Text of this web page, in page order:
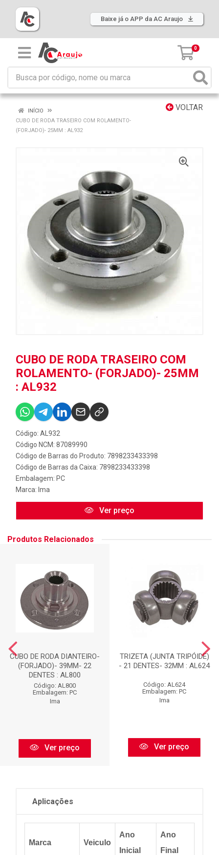
Baixe já o APP da AC Araujo
0
VOLTAR
INÍCIO
CUBO DE RODA TRASEIRO COM ROLAMENTO-
(FORJADO)- 25MM : AL932
CUBO DE RODA TRASEIRO COM
ROLAMENTO- (FORJADO)- 25MM
: AL932
Código: AL932
Código NCM: 87089990
Código de Barras do Produto: 7898233433398
Código de Barras da Caixa: 7898233433398
Embalagem: PC
Marca: Ima
Ver preço
Produtos Relacionados
CUBO DE RODA DIANTEIRO-
(FORJADO)- 39MM- 22
DENTES : AL800
Código: AL800
Embalagem: PC
Ima
Ver preço
TRIZETA (JUNTA TRIPÓIDE)
- 21 DENTES- 32MM : AL624
Código: AL624
Embalagem: PC
Ima
Ver preço
Aplicações
Marca Veiculo
Ano
Inicial
Ano
Final